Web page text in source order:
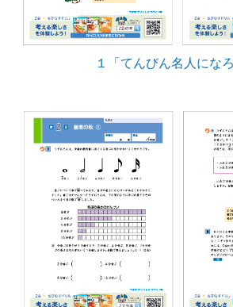
１「てんびん名人になろ